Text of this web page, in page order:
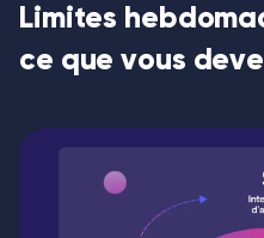
Limites
ce que vous